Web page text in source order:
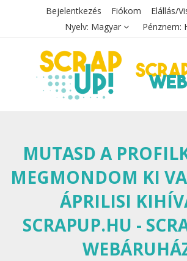
Bejelentkezés Fiókom
Elállás/
Nyelv: Magyar Pénznem:
MUTASD A
MEGMONDOM KI
ÁPRILISI
SCRAPUP.HU -